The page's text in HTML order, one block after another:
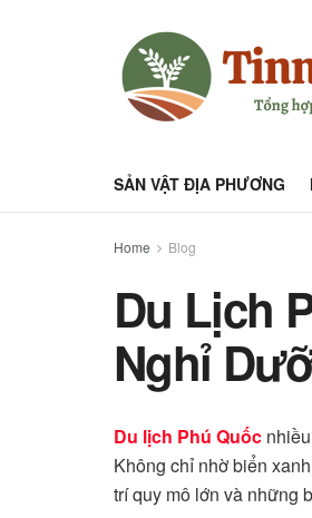
SẢN VẬT ĐỊA PHƯƠNG
Home Blog
Du Lịch
Nghỉ
Du lịch Phú Quốc
Không chỉ nhờ biển
trí quy mô lớn và những